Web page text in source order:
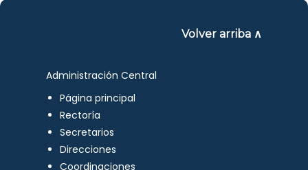
Volver arriba ∧
Administración Central
Página principal
Rectoría
Secretarios
Direcciones
Coordinaciones